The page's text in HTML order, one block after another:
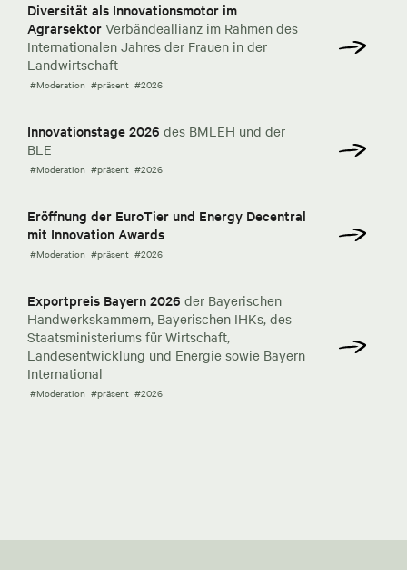
Diversität als Innovationsmotor im
Agrarsektor Verbändeallianz im Rahmen des
Internationalen Jahres der Frauen in der
Landwirtschaft
#Moderation #präsent #2026
Innovationstage 2026 des BMLEH und der
BLE
#Moderation #präsent #2026
Eröffnung der EuroTier und Energy Decentral
mit Innovation Awards
#Moderation #präsent #2026
Exportpreis Bayern 2026 der Bayerischen
Handwerkskammern, Bayerischen IHKs, des
Staatsministeriums für Wirtschaft,
Landesentwicklung und Energie sowie Bayern
International
#Moderation #präsent #2026